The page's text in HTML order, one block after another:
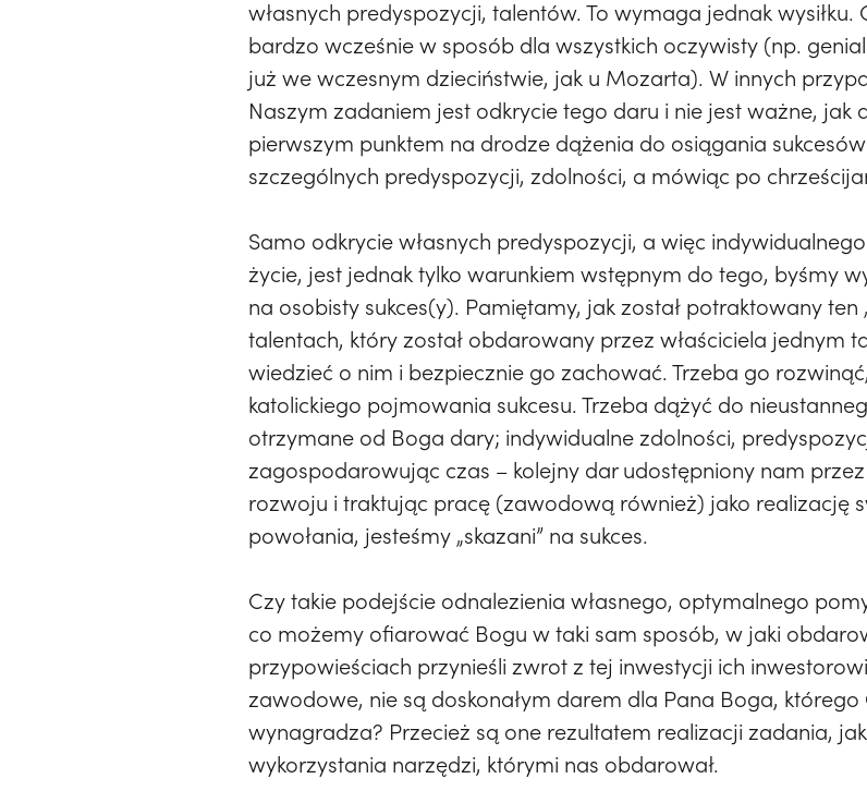
własnych predyspozycji, talentów. To wymaga jednak
bardzo wcześnie w sposób dla wszystkich oczywisty (np.
już we wczesnym dzieciństwie, jak u Mozarta). W innych
Naszym zadaniem jest odkrycie tego daru i nie jest ważne, jak
pierwszym punktem na drodze dążenia do osiągania
szczególnych predyspozycji, zdolności, a mówiąc po
Samo odkrycie własnych predyspozycji, a więc
życie, jest jednak tylko warunkiem wstępnym do tego, byśmy
na osobisty sukces(y). Pamiętamy, jak został potraktowany ten
talentach, który został obdarowany przez właściciela jednym
wiedzieć o nim i bezpiecznie go zachować. Trzeba go
katolickiego pojmowania sukcesu. Trzeba dążyć do
otrzymane od Boga dary; indywidualne zdolności,
zagospodarowując czas – kolejny dar udostępniony nam
rozwoju i traktując pracę (zawodową również) jako realizację
powołania, jesteśmy „skazani” na sukces.
Czy takie podejście odnalezienia własnego, optymalnego
co możemy ofiarować Bogu w taki sam sposób, w jaki
przypowieściach przynieśli zwrot z tej inwestycji ich
zawodowe, nie są doskonałym darem dla Pana Boga,
wynagradza? Przecież są one rezultatem realizacji zadania,
wykorzystania narzędzi, którymi nas obdarował.